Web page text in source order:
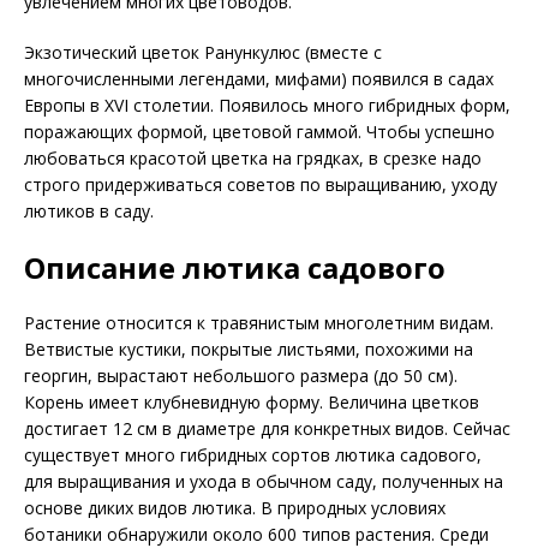
Экзотический цветок Ранункулюс (вместе с
многочисленными легендами, мифами) появился в садах
Европы в XVI столетии. Появилось много гибридных форм,
поражающих формой, цветовой гаммой. Чтобы успешно
любоваться красотой цветка на грядках, в срезке надо
строго придерживаться советов по выращиванию, уходу
лютиков в саду.
Описание лютика садового
Растение относится к травянистым многолетним видам.
Ветвистые кустики, покрытые листьями, похожими на
георгин, вырастают небольшого размера (до 50 см).
Корень имеет клубневидную форму. Величина цветков
достигает 12 см в диаметре для конкретных видов. Сейчас
существует много гибридных сортов лютика садового,
для выращивания и ухода в обычном саду, полученных на
основе диких видов лютика. В природных условиях
ботаники обнаружили около 600 типов растения. Среди